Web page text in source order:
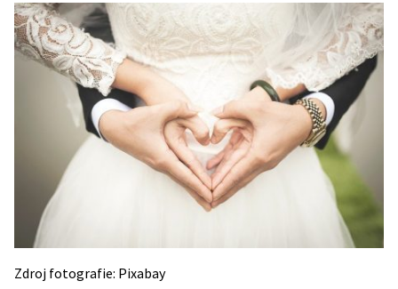
Zdroj fotografie: Pixabay